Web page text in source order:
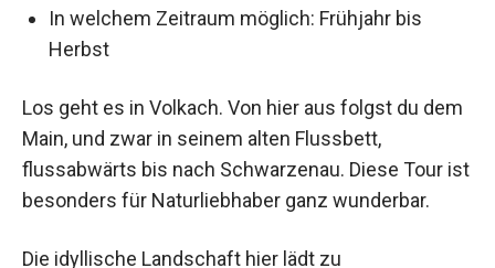
In welchem Zeitraum möglich: Frühjahr bis
Herbst
Los geht es in Volkach. Von hier aus folgst du dem
Main, und zwar in seinem alten Flussbett,
flussabwärts bis nach Schwarzenau. Diese Tour ist
besonders für Naturliebhaber ganz wunderbar.
Die idyllische Landschaft hier lädt zu